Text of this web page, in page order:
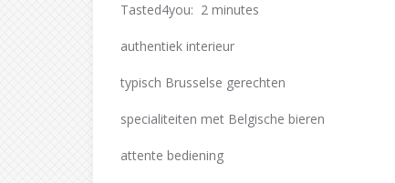
Tasted4you: 2 minutes
authentiek interieur
typisch Brusselse gerechten
specialiteiten met Belgische bieren
attente bediening